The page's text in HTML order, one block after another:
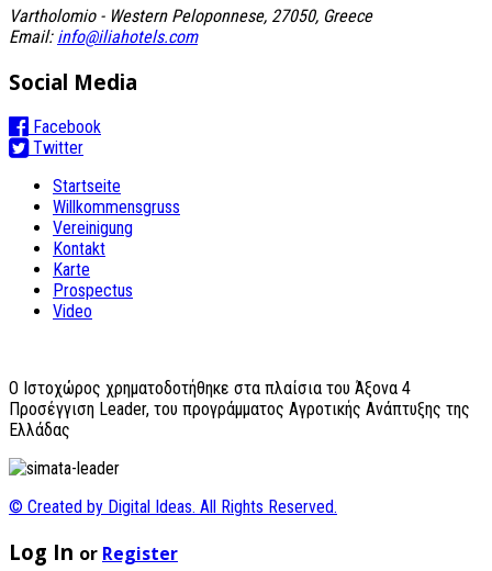
Vartholomio - Western Peloponnese, 27050, Greece
Email: info@iliahotels.com
Social Media
Facebook
Twitter
Startseite
Willkommensgruss
Vereinigung
Kontakt
Karte
Prospectus
Video
O Ιστοχώρος χρηματοδοτήθηκε στα πλαίσια του Άξονα 4
Προσέγγιση Leader, του προγράμματος Αγροτικής Ανάπτυξης της
Ελλάδας
© Created by Digital Ideas. All Rights Reserved.
Log In or Register